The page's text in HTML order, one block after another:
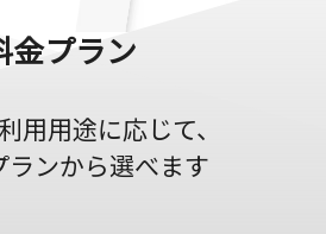
金プラン
用用途に応じて、
ランから選べます